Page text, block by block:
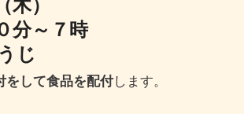
分～７時
じ
をして食品を配付します。